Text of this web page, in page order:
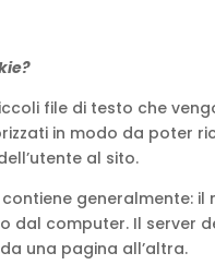
file di testo che
in modo da poter
al sito.
generalmente:
dal computer. Il server
una pagina all’altra.